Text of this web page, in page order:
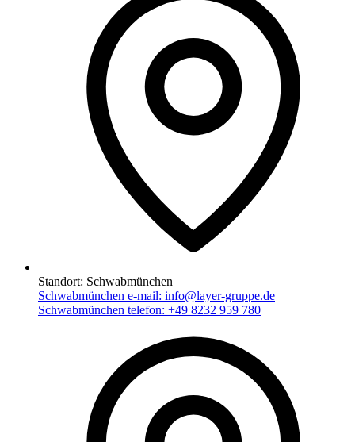
Standort: Schwabmünchen
Schwabmünchen e-mail: info@layer-gruppe.de
Schwabmünchen telefon: +49 8232 959 780